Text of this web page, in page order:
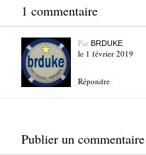
1 commentaire
Par BRDUKE
le 1 février 2019
Répondre
Publier un commentaire